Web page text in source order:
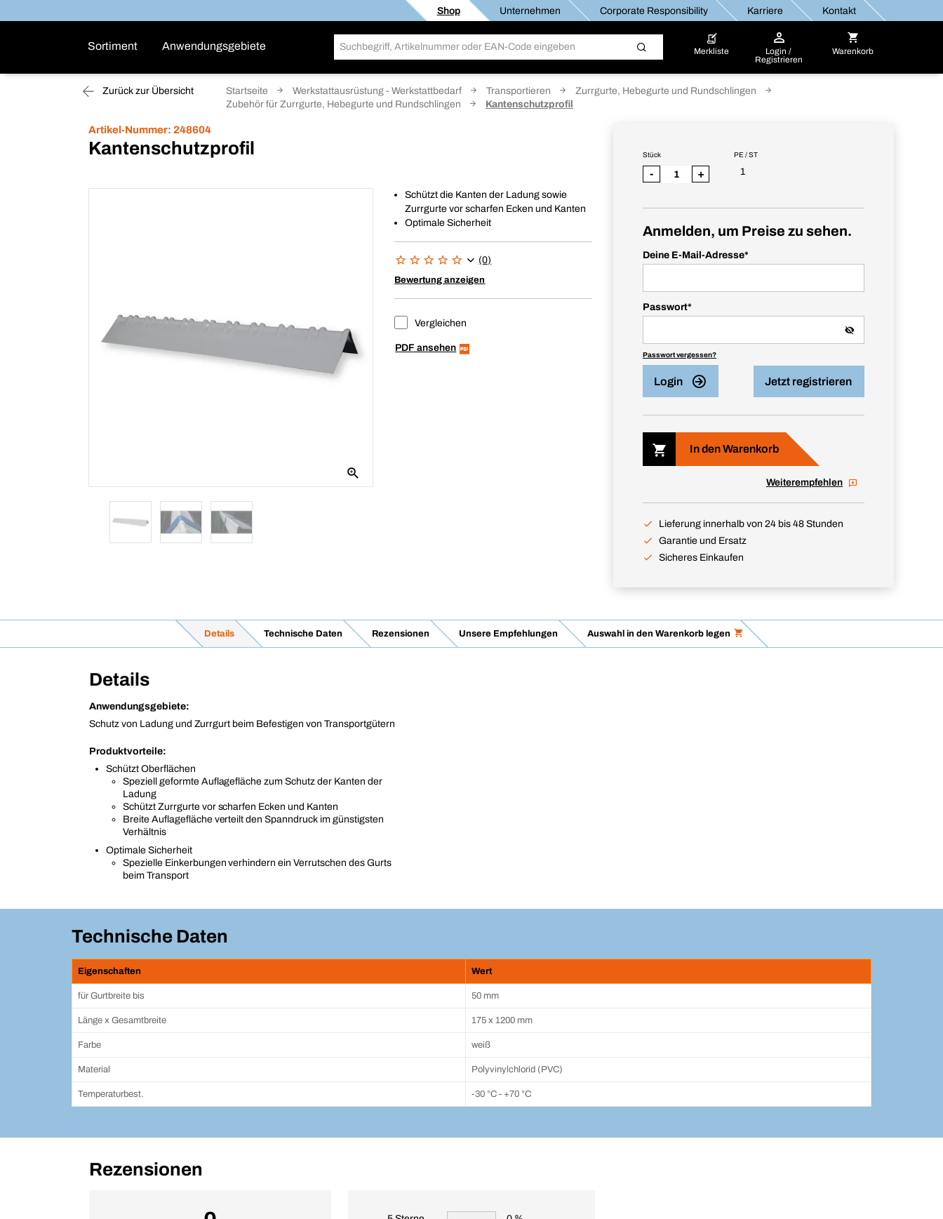
Shop Unternehmen Corporate Responsibility Karriere Kontakt
Sortiment Anwendungsgebiete Merkliste
Login /
Registrieren
Warenkorb
Zurück zur Übersicht Startseite Werkstattausrüstung - Werkstattbedarf Transportieren
Zurrgurte, Hebegurte und Rundschlingen
Zubehör für Zurrgurte, Hebegurte und Rundschlingen
Kantenschutzprofil
Artikel-Nummer: 248604
Kantenschutzprofil
Schützt die Kanten der Ladung sowie
Zurrgurte vor scharfen Ecken und Kanten
Optimale Sicherheit
(0)
Bewertung anzeigen
Vergleichen
PDF ansehen
PE / ST
1
Stück
- +
Anmelden, um Preise zu sehen.
Deine E-Mail-Adresse*
Passwort*
Passwort vergessen?
Login Jetzt registrieren
In den Warenkorb
Weiterempfehlen
Lieferung innerhalb von 24 bis 48 Stunden
Garantie und Ersatz
Sicheres Einkaufen
Details Technische Daten Rezensionen Unsere Empfehlungen Auswahl in den Warenkorb legen
Details
Anwendungsgebiete:
Schutz von Ladung und Zurrgurt beim Befestigen von Transportgütern
Produktvorteile:
Schützt Oberflächen
Speziell geformte Auflagefläche zum Schutz der Kanten der
Ladung
Schützt Zurrgurte vor scharfen Ecken und Kanten
Breite Auflagefläche verteilt den Spanndruck im günstigsten
Verhältnis
Optimale Sicherheit
Spezielle Einkerbungen verhindern ein Verrutschen des Gurts
beim Transport
Technische Daten
Eigenschaften Wert
für Gurtbreite bis 50 mm
Länge x Gesamtbreite 175 x 1200 mm
Farbe weiß
Material Polyvinylchlorid (PVC)
Temperaturbest. -30 °C - +70 °C
Rezensionen